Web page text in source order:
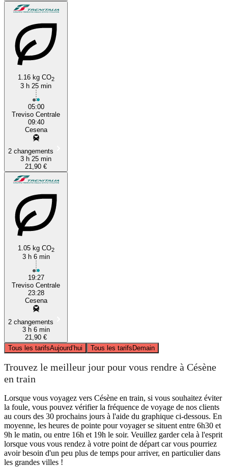
1.16 kg CO2
3 h 25 min
05:00
Treviso Centrale
09:40
Cesena
2 changements
3 h 25 min
21,90 €
1.05 kg CO2
3 h 6 min
19:27
Treviso Centrale
23:28
Cesena
2 changements
3 h 6 min
21,90 €
Tous les tarifsAujourd’hui Tous les tarifsDemain
Trouvez le meilleur jour pour vous rendre à Césène
en train
Lorsque vous voyagez vers Césène en train, si vous souhaitez éviter
la foule, vous pouvez vérifier la fréquence de voyage de nos clients
au cours des 30 prochains jours à l'aide du graphique ci-dessous. En
moyenne, les heures de pointe pour voyager se situent entre 6h30 et
9h le matin, ou entre 16h et 19h le soir. Veuillez garder cela à l'esprit
lorsque vous vous rendez à votre point de départ car vous pourriez
avoir besoin d'un peu plus de temps pour arriver, en particulier dans
les grandes villes !